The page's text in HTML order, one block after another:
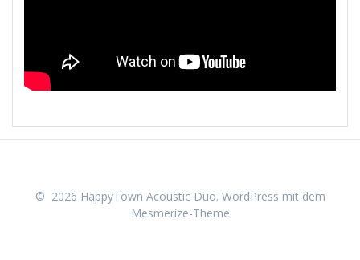
© 2026 HappyTown Acoustic Duo. WordPress mit dem
Mesmerize-Theme